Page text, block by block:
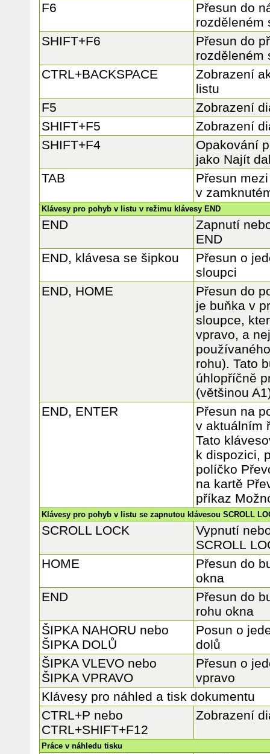
F6
Přesun do
rozděleném
SHIFT+F6
Přesun do
rozděleném
CTRL+BACKSPACE
Zobrazení
listu
F5
Zobrazení
SHIFT+F5
Zobrazení
SHIFT+F4
Opakování
jako Najít
TAB
Přesun
v
Klávesy pro pohyb v listu v režimu klávesy END
END
Zapnutí
END
END, klávesa se šipkou
Přesun o
sloupci
END, HOME
Přesun do
je buňka v
sloupce,
vpravo, a
rohu). Tato
úhlopříčně
(většinou
END, ENTER
Přesun na
v aktuálním
Tato
k dispozici,
políčko
na kartě
příkaz
Klávesy pro pohyb v listu se zapnutou klávesou SCROLL
SCROLL LOCK
Vypnutí
SCROLL
HOME
Přesun do
okna
END
Přesun do
rohu okna
ŠIPKA NAHORU nebo
ŠIPKA DOLŮ
Posun o
dolů
ŠIPKA VLEVO nebo
ŠIPKA VPRAVO
Přesun o
vpravo
Klávesy pro náhled a tisk dokumentu
CTRL+P nebo
CTRL+SHIFT+F12
Zobrazení
Práce v náhledu tisku